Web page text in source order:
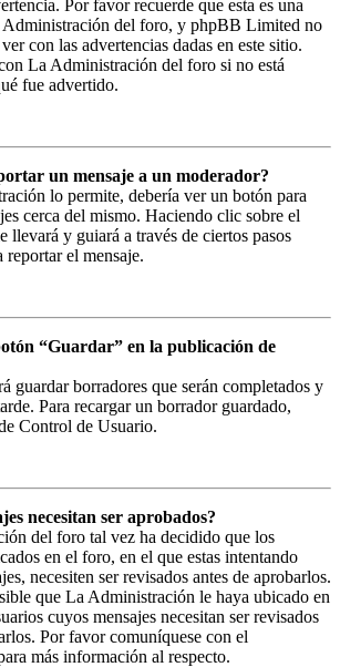
Por favor recuerde que esta es una
Administración del foro, y phpBB Limited no
con las advertencias dadas en este sitio.
La Administración del foro si no está
fue advertido.
un mensaje a un moderador?
lo permite, debería ver un botón para
cerca del mismo. Haciendo clic sobre el
llevará y guiará a través de ciertos pasos
reportar el mensaje.
“Guardar” en la publicación de
guardar borradores que serán completados y
Para recargar un borrador guardado,
Control de Usuario.
necesitan ser aprobados?
del foro tal vez ha decidido que los
en el foro, en el que estas intentando
necesiten ser revisados antes de aprobarlos.
que La Administración le haya ubicado en
cuyos mensajes necesitan ser revisados
Por favor comuníquese con el
más información al respecto.